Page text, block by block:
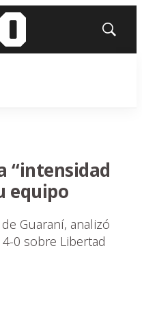
Mostrar
“intensidad
equipo
Guaraní, analizó
0 sobre Libertad